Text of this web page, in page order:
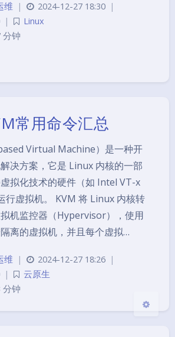
Sans Serif Serif
浅阴影 深阴影
关闭 日落 暗化
维 | 2024-12-27 18:30 |
|
Linux
分钟
常用命令汇总
Virtual Machine）是一种开
决方案，它是 Linux 内核的一部
拟化技术的硬件（如 Intel VT-x
行虚拟机。 KVM 将 Linux 内核转
机监控器（Hypervisor），使用
离的虚拟机，并且每个虚拟…
维 | 2024-12-27 18:26 |
|
云原生
分钟